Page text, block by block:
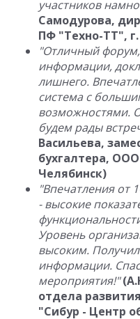
участников
Самодурова,
ПФ "Техно-ТТ",
"Отличный
информации,
лишнего.
система с
возможностями.
будем рады
Васильева,
бухгалтера,
Челябинск)
"Впечатления от
- высокие
Уровень
высоким.
информации.
мероприятия!"
отдела
"Сибур - Центр